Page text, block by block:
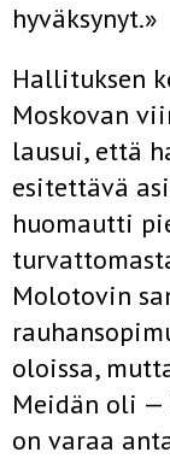
hyväksynyt.»
Hallituksen
Moskovan
lausui, että
esitettävä
huomautti
Molotovin
oloissa,
Meidän oli
on varaa